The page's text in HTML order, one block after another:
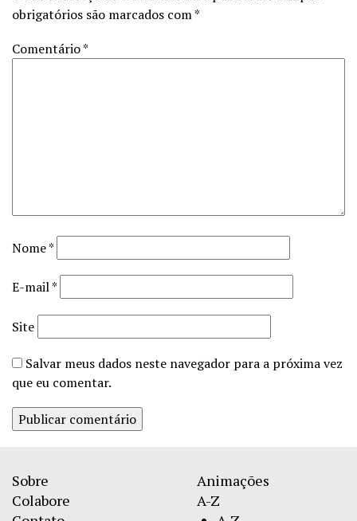
obrigatórios são marcados com*
Comentário*
Nome*
E-mail*
Site
Salvar meus dados neste navegador para a próxima vez
que eu comentar.
Sobre
Colabore
Animações
A-Z